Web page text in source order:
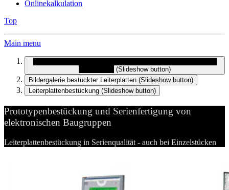
Onlinekalkulation
Top
Main menu
(Slideshow button)
Bildergalerie bestückter Leiterplatten (Slideshow button)
Leiterplattenbestückung (Slideshow button)
Prototypenbestückung und Serienfertigung von
elektronischen Baugruppen
Leiterplattenbestückung in Serienqualität - auch bei Einzelstücken